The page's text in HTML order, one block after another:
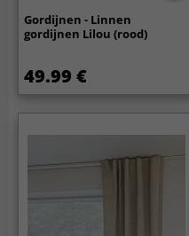
Gordijnen - Linnen
gordijnen Lilou (rood)
49.99 €